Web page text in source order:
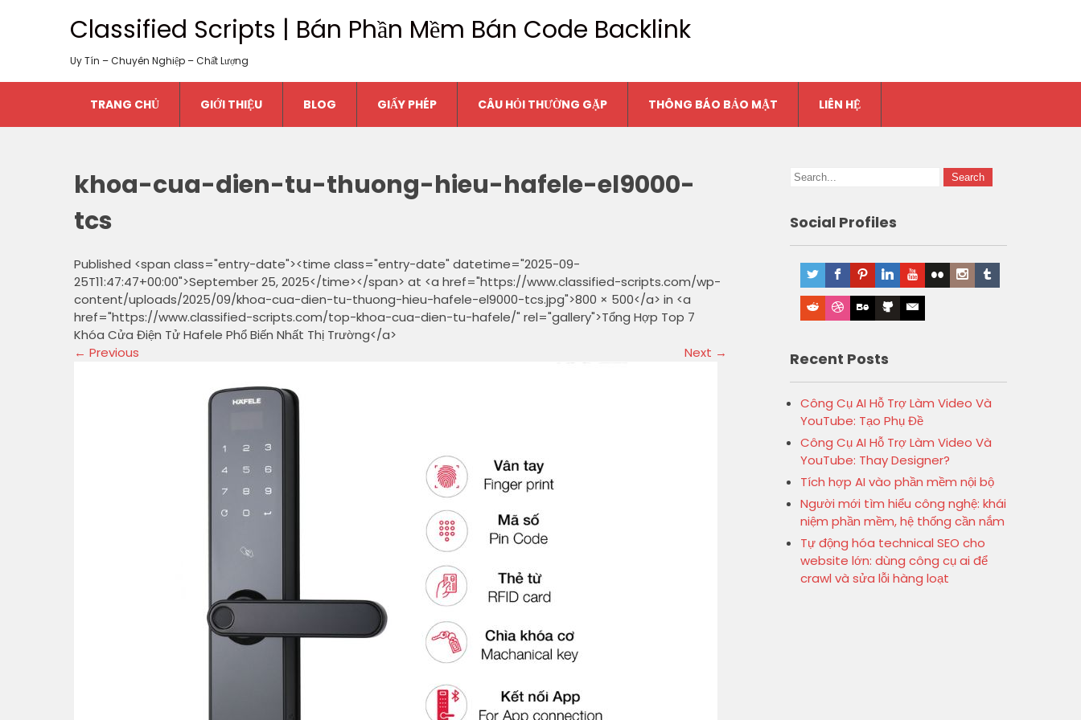
Classified Scripts | Bán Phần Mềm Bán Code Backlink
Uy Tín – Chuyên Nghiệp – Chất Lượng
TRANG CHỦ GIỚI THIỆU BLOG GIẤY PHÉP CÂU HỎI THƯỜNG GẶP THÔNG BÁO BẢO MẬT LIÊN HỆ
khoa-cua-dien-tu-thuong-hieu-hafele-el9000-
tcs
Published <span class="entry-date"><time class="entry-date" datetime="2025-09-
25T11:47:47+00:00">September 25, 2025</time></span> at <a href="https://www.classified-scripts.com/wp-
content/uploads/2025/09/khoa-cua-dien-tu-thuong-hieu-hafele-el9000-tcs.jpg">800 × 500</a> in <a
href="https://www.classified-scripts.com/top-khoa-cua-dien-tu-hafele/" rel="gallery">Tổng Hợp Top 7
Khóa Cửa Điện Tử Hafele Phổ Biến Nhất Thị Trường</a>
← Previous Next →
Social Profiles
Recent Posts
Công Cụ AI Hỗ Trợ Làm Video Và
YouTube: Tạo Phụ Đề
Công Cụ AI Hỗ Trợ Làm Video Và
YouTube: Thay Designer?
Tích hợp AI vào phần mềm nội bộ
Người mới tìm hiểu công nghệ: khái
niệm phần mềm, hệ thống cần nắm
Tự động hóa technical SEO cho
website lớn: dùng công cụ ai để
crawl và sửa lỗi hàng loạt